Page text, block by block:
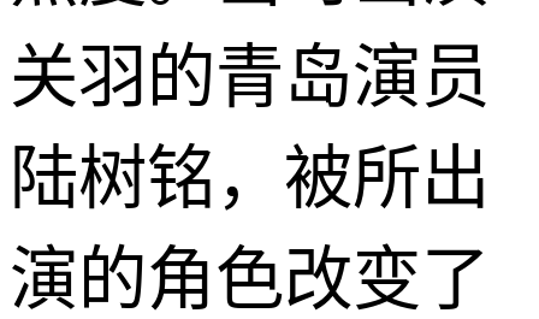
关羽的青岛演员
陆树铭，被所出
演的角色改变了